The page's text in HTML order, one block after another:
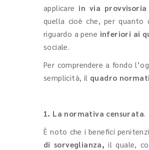
applicare in via provvisoria
quella cioè che, per quanto
riguardo a pene inferiori ai
sociale.
Per comprendere a fondo
semplicità, il quadro
1. La normativa censurata.
È noto che i benefici
di sorveglianza,il quale,